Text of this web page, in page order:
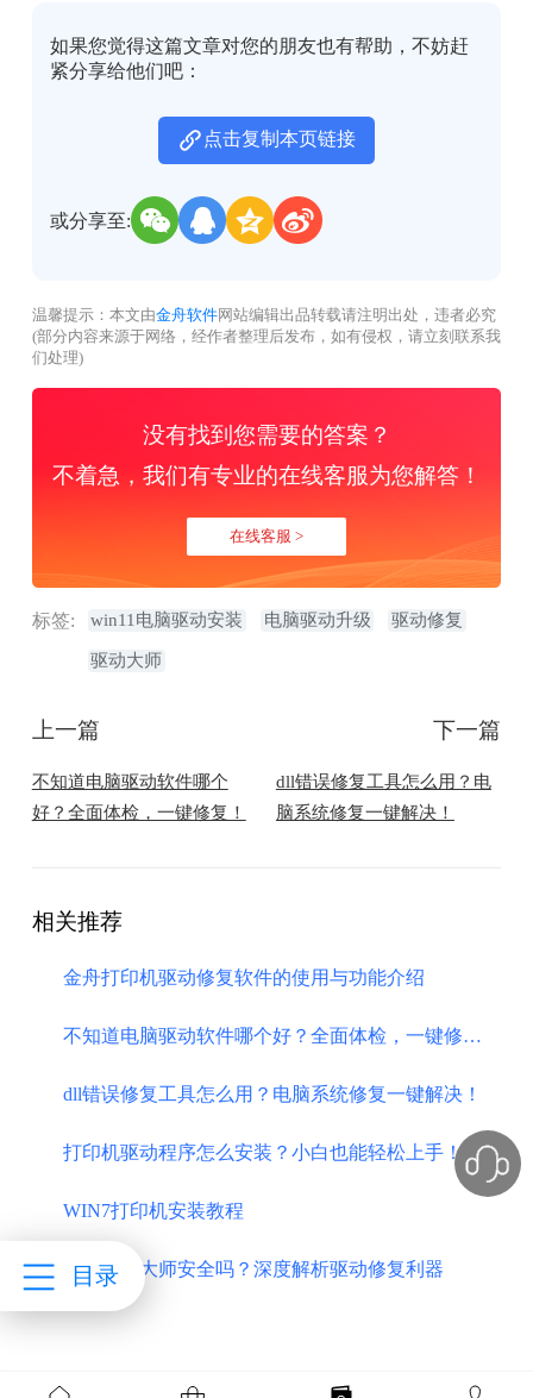
目录
如果您觉得这篇文章对您的朋友也有帮助，不妨赶
紧分享给他们吧：
点击复制本页链接
或分享至:
温馨提示：本文由金舟软件网站编辑出品转载请注明出处，违者必究
(部分内容来源于网络，经作者整理后发布，如有侵权，请立刻联系我
们处理)
没有找到您需要的答案？
不着急，我们有专业的在线客服为您解答！
在线客服 >
标签: win11电脑驱动安装 电脑驱动升级 驱动修复
驱动大师
上一篇
不知道电脑驱动软件哪个
好？全面体检，一键修复！
下一篇
dll错误修复工具怎么用？电
脑系统修复一键解决！
相关推荐
金舟打印机驱动修复软件的使用与功能介绍
不知道电脑驱动软件哪个好？全面体检，一键修复！
dll错误修复工具怎么用？电脑系统修复一键解决！
打印机驱动程序怎么安装？小白也能轻松上手！
WIN7打印机安装教程
金舟驱动大师安全吗？深度解析驱动修复利器